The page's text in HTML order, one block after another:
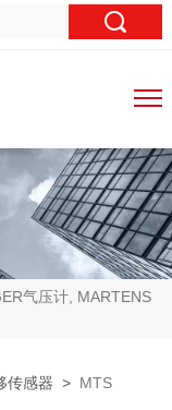
气压计, MARTENS
传感器 > MTS